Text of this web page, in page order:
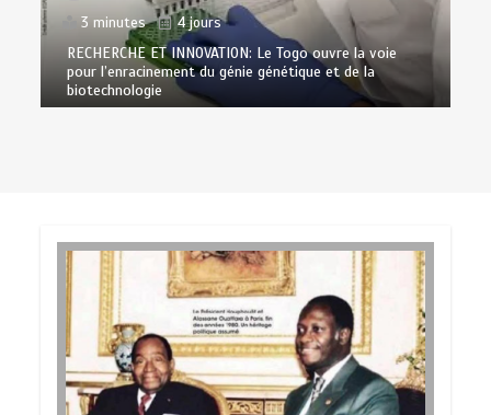
3 minutes
4 jours
RECHERCHE ET INNOVATION: Le Togo ouvre la voie
pour l’enracinement du génie génétique et de la
biotechnologie